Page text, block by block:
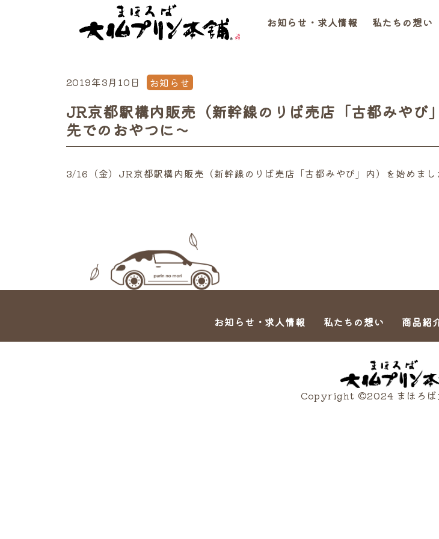
お知らせ・求人情報 私たちの想い
2019年3月10日 お知らせ
JR京都駅構内販売（新幹線のりば売店「古都みや
先でのおやつに～
3/16（金）JR京都駅構内販売（新幹線のりば売店「古都みやび」内）を始めま
お知らせ・求人情報 私たちの想い 商品紹
Copyright ©2024 まほろば